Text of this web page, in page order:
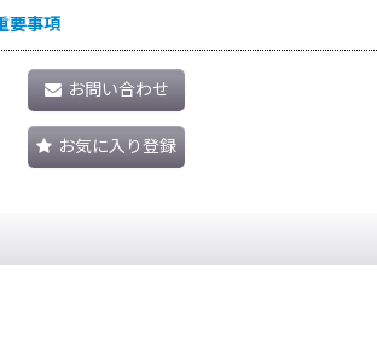
要事項
お問い合わせ
お気に入り登録